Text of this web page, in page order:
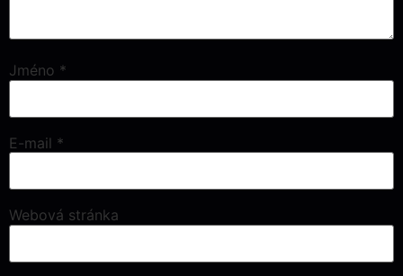
Jméno *
E-mail *
Webová stránka